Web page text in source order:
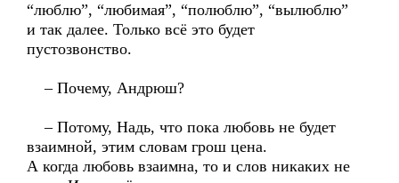
“люблю”, “любимая”, “полюблю”, “вылюблю”
и так далее. Только всё это будет
пустозвонство.
– Почему, Андрюш?
– Потому, Надь, что пока любовь не будет
взаимной, этим словам грош цена.
А когда любовь взаимна, то и слов никаких не